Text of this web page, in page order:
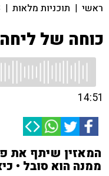
ראשי | תוכניות מלאות |
כוחה של ליחה
14:51
המאזין שיתף את
ממנה הוא סובל •